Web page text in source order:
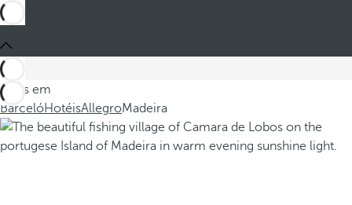
Estes em
BarcelóHotéisAllegroMadeira